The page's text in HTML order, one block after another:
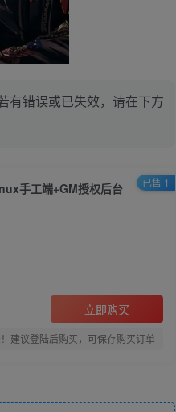
有错误或已失效，请在下方
手工端+GM授权后台
立即购买
建议登陆后购买，可保存购买订单
已售 1